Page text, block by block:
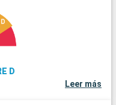
D
Leer más